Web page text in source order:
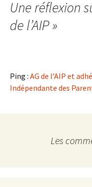
Une réflexion
de l’AIP»
Ping : AG de l’AIP et
Indépendante des
Les